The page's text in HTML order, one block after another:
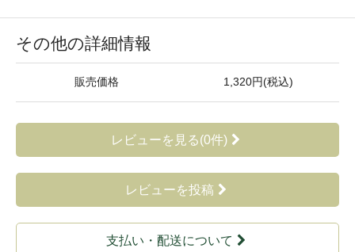
その他の詳細情報
販売価格 1,320円(税込)
レビューを見る(0件)
レビューを投稿
支払い・配送について